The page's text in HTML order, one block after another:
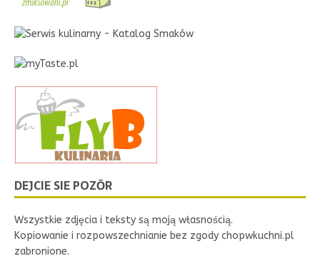
DEJCIE SIE POZŌR
Wszystkie zdjęcia i teksty są moją własnością.
Kopiowanie i rozpowszechnianie bez zgody chopwkuchni.pl
zabronione.